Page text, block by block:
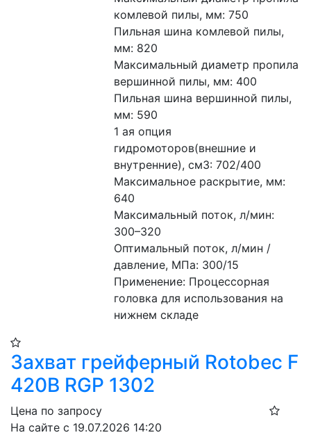
комлевой пилы, мм: 750
Пильная шина комлевой пилы,
мм: 820
Максимальный диаметр пропила
вершинной пилы, мм: 400
Пильная шина вершинной пилы,
мм: 590
1 ая опция
гидромоторов(внешние и
внутренние), см3: 702/400
Максимальное раскрытие, мм:
640
Максимальный поток, л/мин:
300–320
Оптимальный поток, л/мин /
давление, МПа: 300/15
Применение: Процессорная
головка для использования на
нижнем складе
Захват грейферный Rotobec F
420B RGP 1302
Цена по запросу
На сайте с 19.07.2026 14:20